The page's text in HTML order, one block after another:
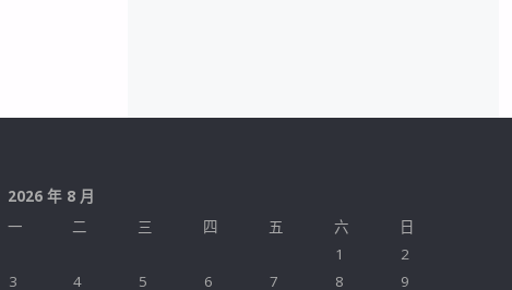
2026 年 8 月
一
二 三 四 五 六
日
1
2
3
4 5 6 7 8 9